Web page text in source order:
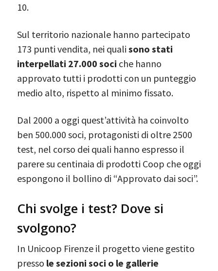
10.
Sul territorio nazionale hanno partecipato
173 punti vendita, nei quali sono stati
interpellati 27.000 soci che hanno
approvato tutti i prodotti con un punteggio
medio alto, rispetto al minimo fissato.
Dal 2000 a oggi quest’attività ha coinvolto
ben 500.000 soci, protagonisti di oltre 2500
test, nel corso dei quali hanno espresso il
parere su centinaia di prodotti Coop che oggi
espongono il bollino di “Approvato dai soci”.
Chi svolge i test? Dove si
svolgono?
In Unicoop Firenze il progetto viene gestito
presso le sezioni soci o le gallerie